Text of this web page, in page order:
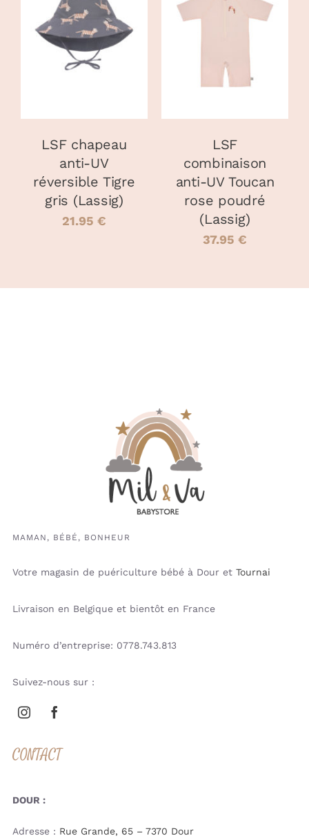
CHOIX DES
OPTIONS CE
PRODUIT
A
PEUVENT
ÊTRE
CHOISIES
SUR
LA
PAGE
DU
DÉTAILS
LSF chapeau
anti-UV
réversible Tigre
gris (Lassig)
21.95 €
LSF
combinaison
anti-UV Toucan
rose poudré
(Lassig)
37.95 €
MAMAN, BÉBÉ, BONHEUR
Votre magasin de puériculture bébé à Dour et Tournai
Livraison en Belgique et bientôt en France
Numéro d’entreprise: 0778.743.813
Suivez-nous sur :
CONTACT
DOUR :
Adresse : Rue Grande, 65 – 7370 Dour